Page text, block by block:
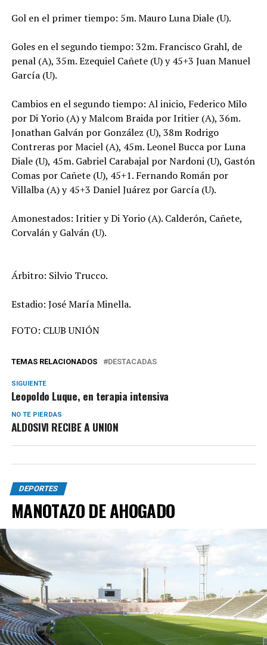
Gol en el primer tiempo: 5m. Mauro Luna Diale (U).
Goles en el segundo tiempo: 32m. Francisco Grahl, de
penal (A), 35m. Ezequiel Cañete (U) y 45+3 Juan Manuel
García (U).
Cambios en el segundo tiempo: Al inicio, Federico Milo
por Di Yorio (A) y Malcom Braida por Iritier (A), 36m.
Jonathan Galván por González (U), 38m Rodrigo
Contreras por Maciel (A), 45m. Leonel Bucca por Luna
Diale (U), 45m. Gabriel Carabajal por Nardoni (U), Gastón
Comas por Cañete (U), 45+1. Fernando Román por
Villalba (A) y 45+3 Daniel Juárez por García (U).
Amonestados: Iritier y Di Yorio (A). Calderón, Cañete,
Corvalán y Galván (U).
Árbitro: Silvio Trucco.
Estadio: José María Minella.
FOTO: CLUB UNIÓN
TEMAS RELACIONADOS DESTACADAS
SIGUIENTE
Leopoldo Luque, en terapia intensiva
NO TE PIERDAS
ALDOSIVI RECIBE A UNION
DEPORTES
MANOTAZO DE AHOGADO